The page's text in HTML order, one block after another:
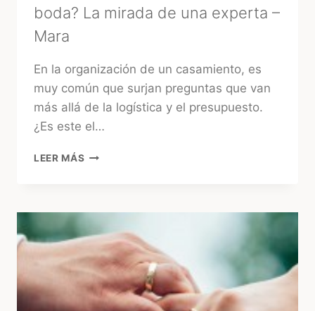
boda? La mirada de una experta –
Mara
En la organización de un casamiento, es
muy común que surjan preguntas que van
más allá de la logística y el presupuesto.
¿Es este el…
LEER MÁS ¿CONSULTAR
DE
BODA?
LA
MIRADA
DE
UNA